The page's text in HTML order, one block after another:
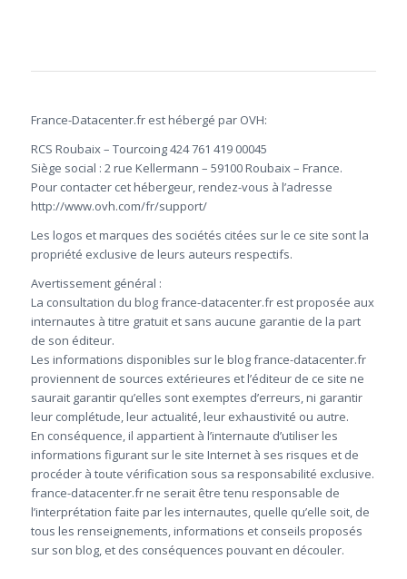
France-Datacenter.fr est hébergé par OVH:
RCS Roubaix – Tourcoing 424 761 419 00045
Siège social : 2 rue Kellermann – 59100 Roubaix – France.
Pour contacter cet hébergeur, rendez-vous à l’adresse
http://www.ovh.com/fr/support/
Les logos et marques des sociétés citées sur le ce site sont la
propriété exclusive de leurs auteurs respectifs.
Avertissement général :
La consultation du blog france-datacenter.fr est proposée aux
internautes à titre gratuit et sans aucune garantie de la part
de son éditeur.
Les informations disponibles sur le blog france-datacenter.fr
proviennent de sources extérieures et l’éditeur de ce site ne
saurait garantir qu’elles sont exemptes d’erreurs, ni garantir
leur complétude, leur actualité, leur exhaustivité ou autre.
En conséquence, il appartient à l’internaute d’utiliser les
informations figurant sur le site Internet à ses risques et de
procéder à toute vérification sous sa responsabilité exclusive.
france-datacenter.fr ne serait être tenu responsable de
l’interprétation faite par les internautes, quelle qu’elle soit, de
tous les renseignements, informations et conseils proposés
sur son blog, et des conséquences pouvant en découler.